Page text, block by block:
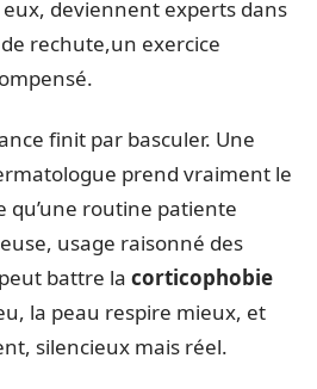
eux, deviennent experts dans
rechute,un exercice
finit par basculer. Une
prend vraiment le
qu’une routine patiente
usage raisonné des
battre la corticophobie
la peau respire mieux, et
silencieux mais réel.